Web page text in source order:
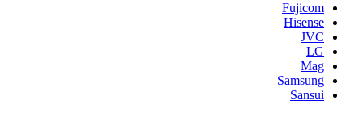
Fujicom
Hisense
JVC
LG
Mag
Samsung
Sansui